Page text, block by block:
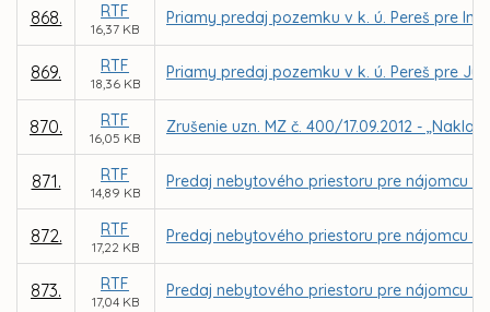
868. RTF
16,37 KB
Priamy predaj pozemku v k. ú. Pereš pre
869. RTF
18,36 KB
Priamy predaj pozemku v k. ú. Pereš pre
870. RTF
16,05 KB
Zrušenie uzn. MZ č. 400/17.09.2012 -
871. RTF
14,89 KB
Predaj nebytového priestoru pre nájomcu
872. RTF
17,22 KB
Predaj nebytového priestoru pre nájomcu
873. RTF
17,04 KB
Predaj nebytového priestoru pre nájomcu